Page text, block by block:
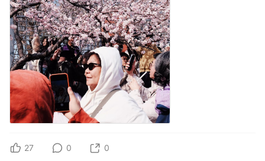
27 0 0